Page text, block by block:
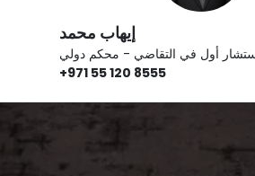
إيهاب محمد
أول في التقاضي - محكم دولي
+971 55 120 8555